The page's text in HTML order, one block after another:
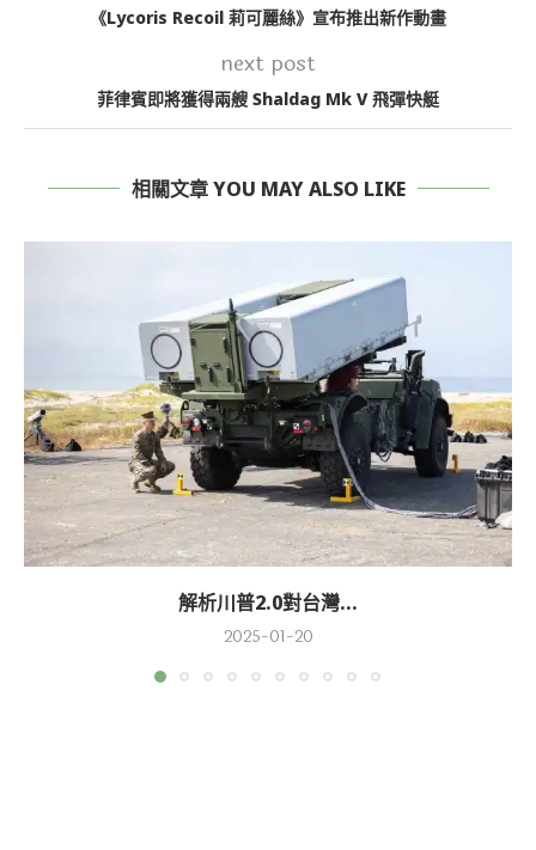
《Lycoris Recoil 莉可麗絲》宣布推出新作動畫
next post
菲律賓即將獲得兩艘 Shaldag Mk V 飛彈快艇
相關文章 YOU MAY ALSO LIKE
解析川普2.0對台灣...
2025-01-20